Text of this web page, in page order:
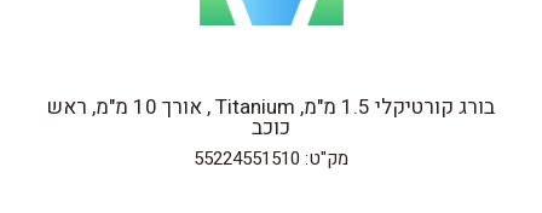
בורג קורטיקלי 1.5 מ"מ, Titanium , אורך 10 מ"מ, ראש
כוכב
מק"ט: 55224551510